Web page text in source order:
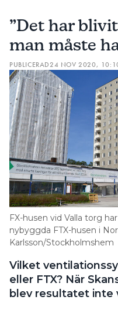
”Det har
man måste
PUBLICERAD24 NOV 2020,
FX-husen vid Valla torg
nybyggda FTX-husen i
Karlsson/Stockholmshem
Vilket
eller FTX? När
blev resultatet inte